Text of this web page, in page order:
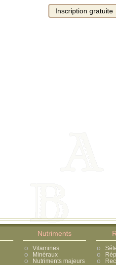
Nutriments
Vitamines
Minéraux
Nutriments majeurs